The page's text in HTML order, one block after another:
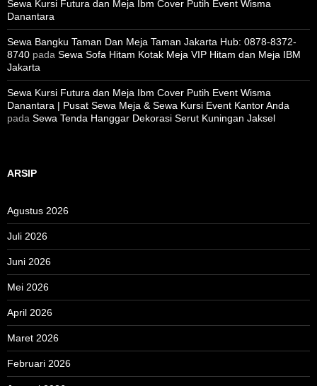
Sewa Kursi Futura dan Meja Ibm Cover Putih Event Wisma
Danantara
Sewa Bangku Taman Dan Meja Taman Jakarta Hub: 0878-8372-
8740 pada Sewa Sofa Hitam Kotak Meja VIP Hitam dan Meja IBM
Jakarta
Sewa Kursi Futura dan Meja Ibm Cover Putih Event Wisma
Danantara | Pusat Sewa Meja & Sewa Kursi Event Kantor Anda
pada Sewa Tenda Hanggar Dekorasi Serut Kuningan Jaksel
ARSIP
Agustus 2026
Juli 2026
Juni 2026
Mei 2026
April 2026
Maret 2026
Februari 2026